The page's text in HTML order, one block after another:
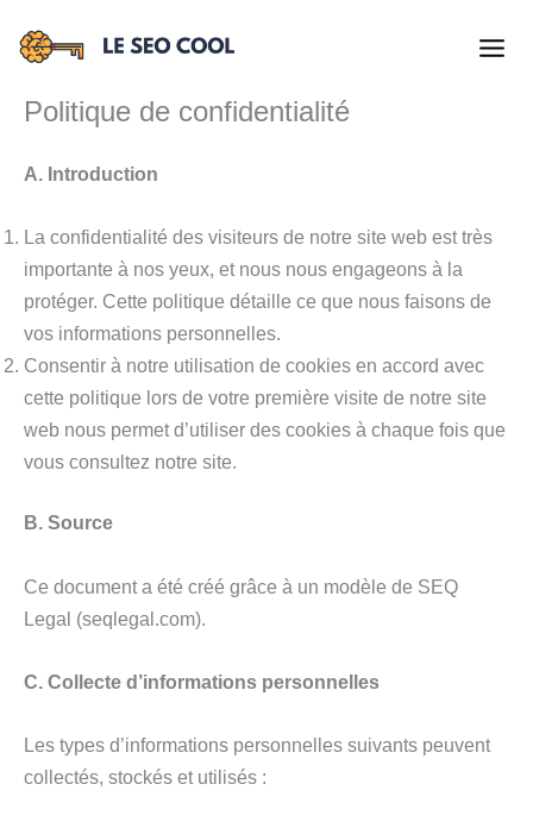
au
Politique de confidentialité
A. Introduction
La confidentialité des visiteurs de notre site web est très
importante à nos yeux, et nous nous engageons à la
protéger. Cette politique détaille ce que nous faisons de
vos informations personnelles.
Consentir à notre utilisation de cookies en accord avec
cette politique lors de votre première visite de notre site
web nous permet d’utiliser des cookies à chaque fois que
vous consultez notre site.
B. Source
Ce document a été créé grâce à un modèle de SEQ
Legal (seqlegal.com).
C. Collecte d’informations personnelles
Les types d’informations personnelles suivants peuvent
collectés, stockés et utilisés :